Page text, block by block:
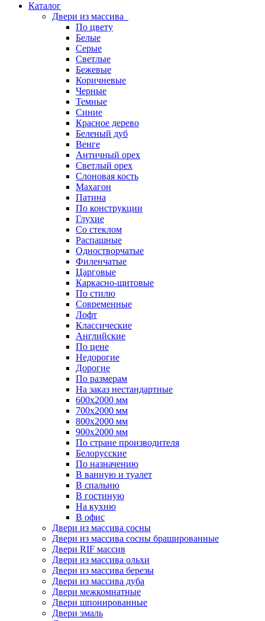
Каталог
Двери из массива
По цвету
Белые
Серые
Светлые
Бежевые
Коричневые
Черные
Темные
Синие
Красное дерево
Беленый дуб
Венге
Античный орех
Светлый орех
Слоновая кость
Махагон
Патина
По конструкции
Глухие
Со стеклом
Распашные
Одностворчатые
Филенчатые
Царговые
Каркасно-щитовые
По стилю
Современные
Лофт
Классические
Английские
По цене
Недорогие
Дорогие
По размерам
На заказ нестандартные
600х2000 мм
700х2000 мм
800х2000 мм
900х2000 мм
По стране производителя
Белорусские
По назначению
В ванную и туалет
В спальню
В гостиную
На кухню
В офис
Двери из массива сосны
Двери из массива сосны брашированные
Двери RIF массив
Двери из массива ольхи
Двери из массива березы
Двери из массива дуба
Двери межкомнатные
Двери шпонированные
Двери эмаль